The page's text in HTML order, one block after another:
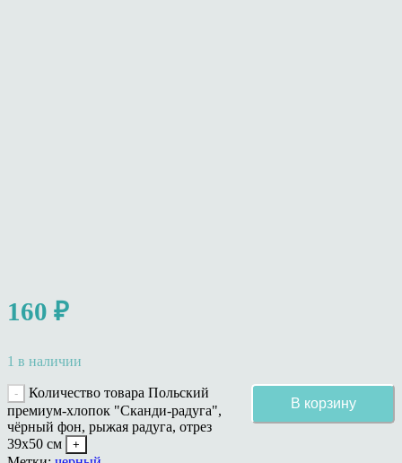
160 ₽
1 в наличии
Количество товара Польский
премиум-хлопок "Сканди-радуга",
чёрный фон, рыжая радуга, отрез
39х50 см
В корзину